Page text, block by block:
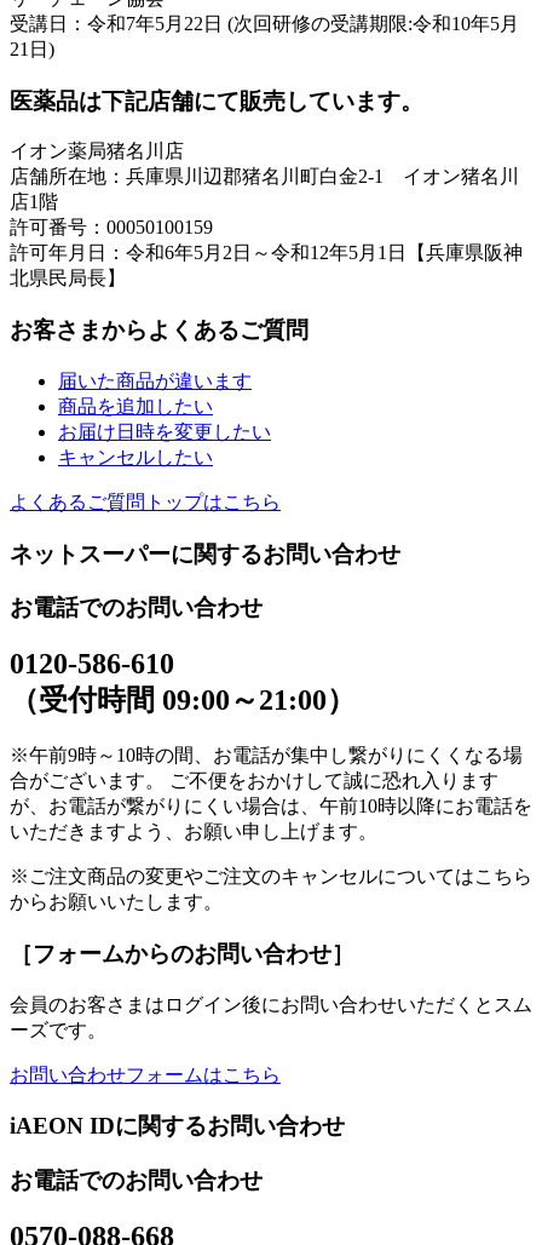
受講日：令和7年5月22日 (次回研修の受講期限:令和10年5月
21日)
医薬品は下記店舗にて販売しています。
イオン薬局猪名川店
店舗所在地：兵庫県川辺郡猪名川町白金2-1 イオン猪名川
店1階
許可番号：00050100159
許可年月日：令和6年5月2日～令和12年5月1日【兵庫県阪神
北県民局長】
お客さまからよくあるご質問
届いた商品が違います
商品を追加したい
お届け日時を変更したい
キャンセルしたい
よくあるご質問トップはこちら
ネットスーパーに関するお問い合わせ
お電話でのお問い合わせ
0120-586-610
（受付時間 09:00～21:00）
※午前9時～10時の間、お電話が集中し繋がりにくくなる場
合がございます。 ご不便をおかけして誠に恐れ入ります
が、お電話が繋がりにくい場合は、午前10時以降にお電話を
いただきますよう、お願い申し上げます。
※ご注文商品の変更やご注文のキャンセルについてはこちら
からお願いいたします。
［フォームからのお問い合わせ］
会員のお客さまはログイン後にお問い合わせいただくとスム
ーズです。
お問い合わせフォームはこちら
iAEON IDに関するお問い合わせ
お電話でのお問い合わせ
0570-088-668